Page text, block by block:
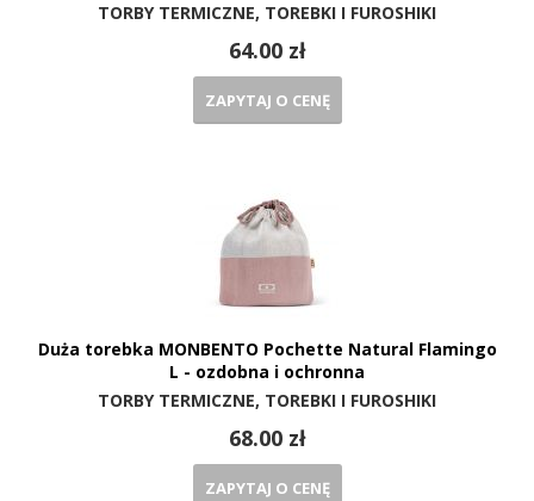
TORBY TERMICZNE, TOREBKI I FUROSHIKI
64.00 zł
ZAPYTAJ O CENĘ
Duża torebka MONBENTO Pochette Natural Flamingo
L - ozdobna i ochronna
TORBY TERMICZNE, TOREBKI I FUROSHIKI
68.00 zł
ZAPYTAJ O CENĘ